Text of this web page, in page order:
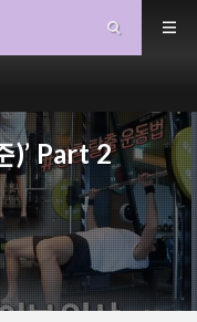
)’ Part 2